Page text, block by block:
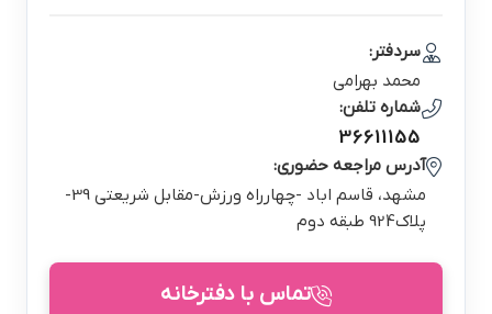
سردفتر:
محمد بهرامي
شماره تلفن:
36611155
آدرس مراجعه حضوری:
مشهد، قاسم اباد -چهارراه ورزش-مقابل شريعتي 39-
پلاك924 طبقه دوم
تماس با دفترخانه